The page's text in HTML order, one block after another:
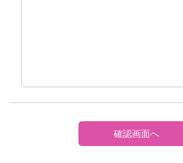
確認画面へ